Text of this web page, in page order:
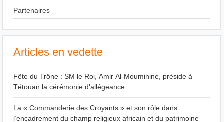
Partenaires
Articles en vedette
Fête du Trône : SM le Roi, Amir Al-Mouminine, préside à
Tétouan la cérémonie d’allégeance
La « Commanderie des Croyants » et son rôle dans
l’encadrement du champ religieux africain et du patrimoine